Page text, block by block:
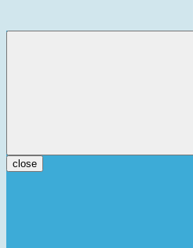
close